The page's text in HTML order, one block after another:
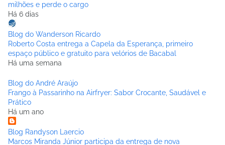
milhões e perde o cargo
Há 6 dias
Blog do Wanderson Ricardo
Roberto Costa entrega a Capela da Esperança, primeiro
espaço público e gratuito para velórios de Bacabal
Há uma semana
Blog do André Araújo
Frango à Passarinho na Airfryer: Sabor Crocante, Saudável e
Prático
Há um ano
Blog Randyson Laercio
Marcos Miranda Júnior participa da entrega de nova